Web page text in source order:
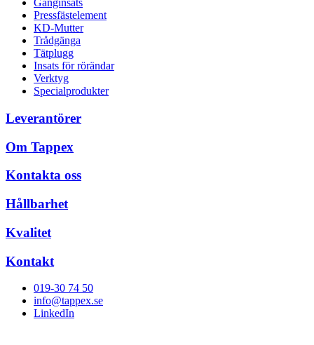
Gänginsats
Pressfästelement
KD-Mutter
Trådgänga
Tätplugg
Insats för rörändar
Verktyg
Specialprodukter
Leverantörer
Om Tappex
Kontakta oss
Hållbarhet
Kvalitet
Kontakt
019-30 74 50
info@tappex.se
LinkedIn